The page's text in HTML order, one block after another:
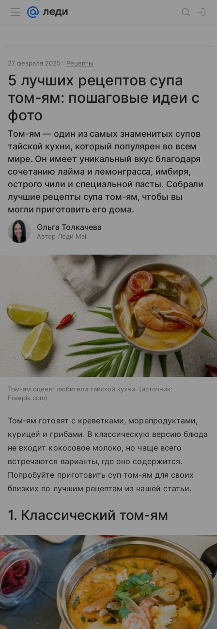
27 февраля 2025 Рецепты
5 лучших рецептов супа
том-ям: пошаговые идеи с
фото
Том-ям — один из самых знаменитых супов
тайской кухни, который популярен во всем
мире. Он имеет уникальный вкус благодаря
сочетанию лайма и лемонграсса, имбиря,
острого чили и специальной пасты. Собрали
лучшие рецепты супа том-ям, чтобы вы
могли приготовить его дома.
Ольга Толкачева
Автор Леди Mail
Том-ям оценят любители тайской кухни.
источник:
Freepik.com
Том-ям готовят с креветками, морепродуктами,
курицей и грибами. В классическую версию блюда
не входит кокосовое молоко, но чаще всего
встречаются варианты, где оно содержится.
Попробуйте приготовить суп том-ям для своих
близких по лучшим рецептам из нашей статьи.
1. Классический том-ям